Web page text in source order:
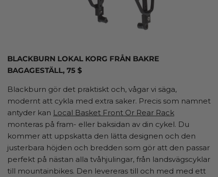
BLACKBURN LOKAL KORG FRÅN BAKRE
BAGAGESTÄLL, 75 $
Blackburn gör det praktiskt och, vågar vi säga,
modernt att cykla med extra saker. Precis som namnet
antyder kan Local Basket Front Or Rear Rack
monteras på fram- eller baksidan av din cykel. Du
kommer att uppskatta den lätta designen och den
justerbara höjden och bredden som gör att den passar
perfekt på nästan alla tvåhjulingar, från landsvägscyklar
till mountainbikes. Den levereras till och med med ett